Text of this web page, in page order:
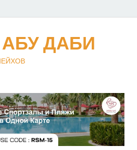
ДАБИ